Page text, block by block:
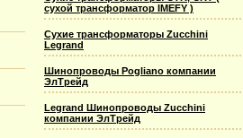
сухой трансформатор IMEFY )
Сухие трансформаторы Zucchini
Legrand
Шинопроводы Pogliano компании
ЭлТрейд
Legrand Шинопроводы Zucchini
компании ЭлТрейд